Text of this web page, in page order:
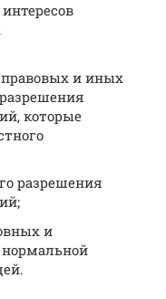
правовых и иных
которые
разрешения
и